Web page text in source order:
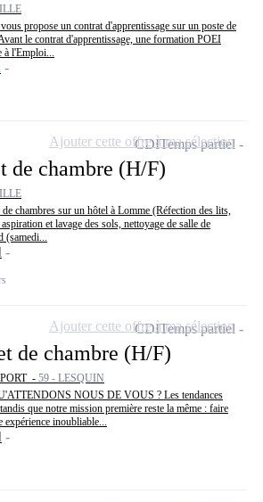
propose un contrat d'apprentissage sur un poste de
le contrat d'apprentissage, une formation POEI
à l'Emploi...
de chambre (H/F)
chambres sur un hôtel à Lomme (Réfection des lits,
et lavage des sols, nettoyage de salle de
(samedi...
CDITemps partiel
Ajouter cette offre à ma sélection
de chambre (H/F)
- 59 - LESQUIN
NOUS DE VOUS ? Les tendances
que notre mission première reste la même : faire
expérience inoubliable...
CDITemps partiel
Ajouter cette offre à ma sélection